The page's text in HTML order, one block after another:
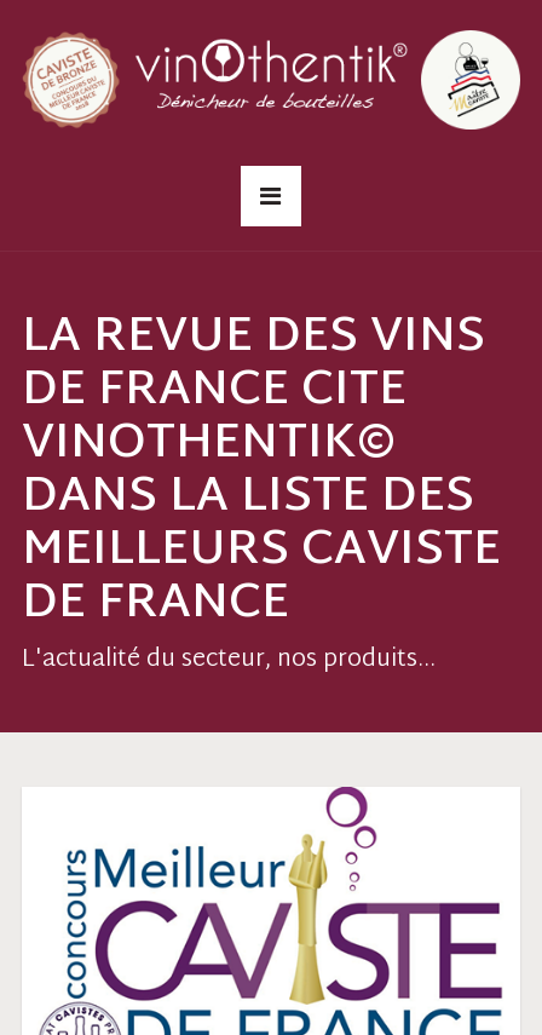
LA REVUE DES VINS
DE FRANCE CITE
VINOTHENTIK©
DANS LA LISTE DES
MEILLEURS CAVISTE
DE FRANCE
L'actualité du secteur, nos produits...